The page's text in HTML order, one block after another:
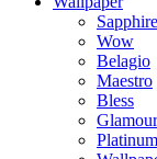
Sapphire
Wow
Belagio
Maestro
Bless
Glamour
Platinum